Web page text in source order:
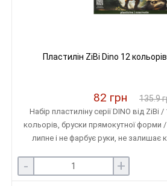
Пластилін ZiBi Dino 12
82 грн 135.9
Набір пластиліну серії DINO від ZiBi
кольорів, бруски прямокутної форми
липне і не фарбує руки, не залишає
- +